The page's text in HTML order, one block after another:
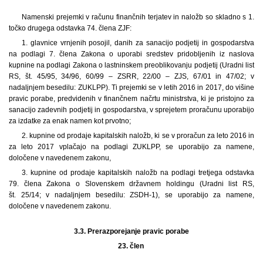
Namenski prejemki v računu finančnih terjatev in naložb so skladno s 1.
točko drugega odstavka 74. člena ZJF:
1. glavnice vrnjenih posojil, danih za sanacijo podjetij in gospodarstva
na podlagi 7. člena Zakona o uporabi sredstev pridobljenih iz naslova
kupnine na podlagi Zakona o lastninskem preoblikovanju podjetij (Uradni list
RS, št. 45/95, 34/96, 60/99 – ZSRR, 22/00 – ZJS, 67/01 in 47/02; v
nadaljnjem besedilu: ZUKLPP). Ti prejemki se v letih 2016 in 2017, do višine
pravic porabe, predvidenih v finančnem načrtu ministrstva, ki je pristojno za
sanacijo zadevnih podjetij in gospodarstva, v sprejetem proračunu uporabijo
za izdatke za enak namen kot prvotno;
2. kupnine od prodaje kapitalskih naložb, ki se v proračun za leto 2016 in
za leto 2017 vplačajo na podlagi ZUKLPP, se uporabijo za namene,
določene v navedenem zakonu,
3. kupnine od prodaje kapitalskih naložb na podlagi tretjega odstavka
79. člena Zakona o Slovenskem državnem holdingu (Uradni list RS,
št. 25/14; v nadaljnjem besedilu: ZSDH-1), se uporabijo za namene,
določene v navedenem zakonu.
3.3. Prerazporejanje pravic porabe
23. člen